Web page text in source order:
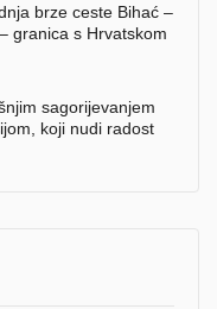
brze ceste Bihać –
granica s Hrvatskom
sagorijevanjem
koji nudi radost